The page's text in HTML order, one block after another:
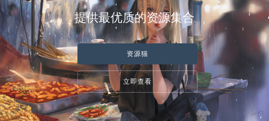
提供最优质的资源集合
资源猫
立即查看